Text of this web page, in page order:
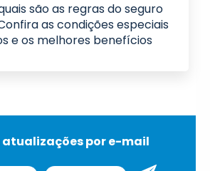
são as regras do seguro
as condições especiais
e os melhores benefícios
atualizações por e-mail